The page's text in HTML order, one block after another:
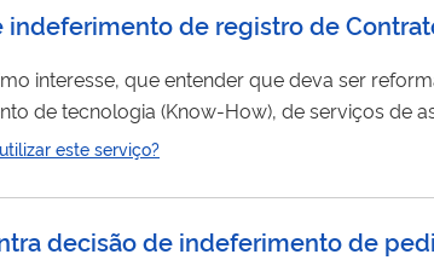
de registro de
interesse, que entender que deva ser
de tecnologia (Know-How), de serviços de
para exploração de patente, de
direitos de propriedade industrial. O serviço
este serviço?
decisão de indeferimento de